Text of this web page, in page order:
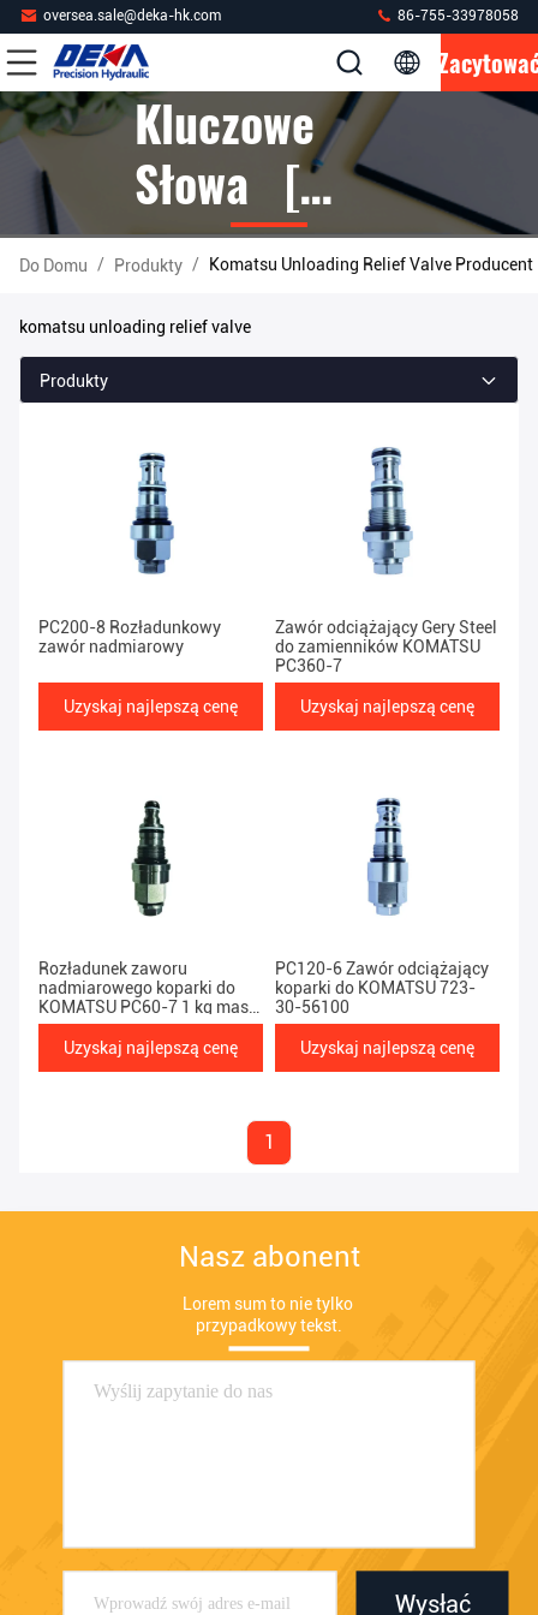
oversea.sale@deka-hk.com 86-755-33978058
Kluczowe
Słowa [
Komatsu
Unloading
Relief Valve ]
Mecz 4
Produkty
Do Domu / Produkty / Komatsu Unloading Relief Valve
komatsu unloading relief valve
Produkty
PC200-8 Rozładunkowy
zawór nadmiarowy
Uzyskaj najlepszą cenę
Zawór odciążający Gery Steel
do zamienników KOMATSU
PC360-7
Uzyskaj najlepszą cenę
Rozładunek zaworu
nadmiarowego koparki do
KOMATSU PC60-7 1 kg masy
netto
Uzyskaj najlepszą cenę
PC120-6 Zawór odciążający
koparki do KOMATSU 723-
30-56100
Uzyskaj najlepszą cenę
1
Nasz abonent
Lorem sum to nie tylko
przypadkowy tekst.
Wysłać